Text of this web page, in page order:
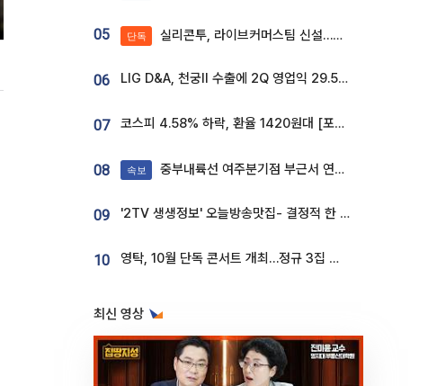
05 단독 실리콘투, 라이브커머스팀 신설…K뷰티 ‘글로벌 판매망’ 확대[K뷰티 라방戰]
06 LIG D&A, 천궁Ⅱ 수출에 2Q 영업익 29.5%↑…수주잔고 24.6조 [종합]
07 코스피 4.58% 하락, 환율 1420원대 [포토]
08 속보 중부내륙선 여주분기점 부근서 연이은 추돌사고 발생
09 '2TV 생생정보' 오늘방송맛집- 결정적 한 수, 3종 메밀면! 메밀 소바 맛집 '의○○○○'
10 영탁, 10월 단독 콘서트 개최…정규 3집 신곡 첫선
최신 영상